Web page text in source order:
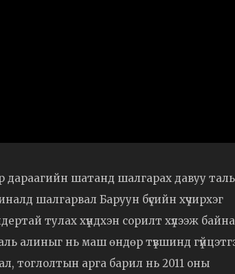
дараагийн шатанд шалгарах давуу
шалгарвал Баруун бүсийн хүчирхэг
тулах хүндхэн сорилт хүлээж
алиныг нь маш өндөр түвшинд
тоглолтын арга барил нь 2011 оны